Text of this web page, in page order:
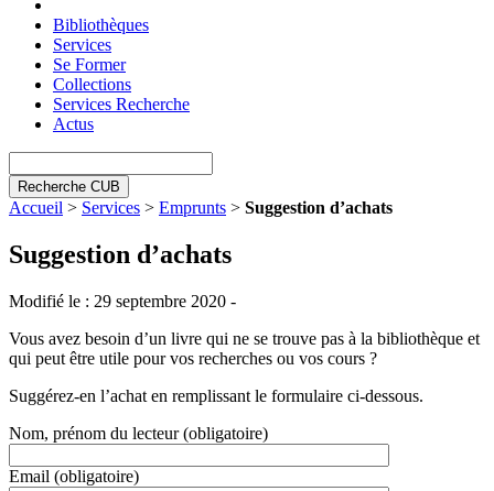
Bibliothèques
Services
Se Former
Collections
Services Recherche
Actus
Recherche CUB
Accueil > Services > Emprunts > Suggestion d’achats
Suggestion d’achats
Modifié le : 29 septembre 2020 -
Vous avez besoin d’un livre qui ne se trouve pas à la bibliothèque et
qui peut être utile pour vos recherches ou vos cours ?
Suggérez-en l’achat en remplissant le formulaire ci-dessous.
Nom, prénom du lecteur(obligatoire)
Email (obligatoire)